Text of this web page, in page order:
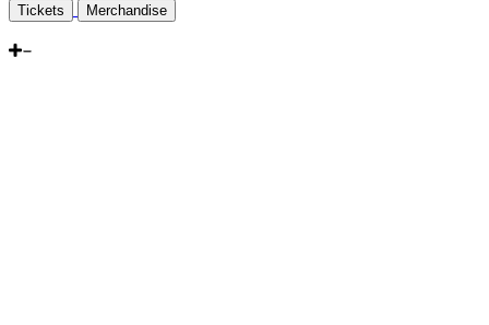
Tickets Merchandise